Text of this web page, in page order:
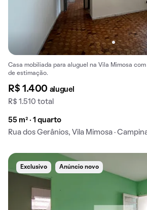
Casa mobiliada para aluguel na Vila Mimosa
de estimação.
R$ 1.400 aluguel
R$ 1.510 total
55 m² · 1 quarto
Rua dos Gerânios, Vila Mimosa ·
Exclusivo Anúncio novo